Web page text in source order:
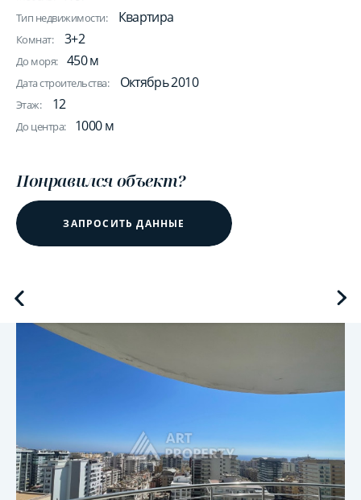
Тип недвижимости: Квартира
Комнат: 3+2
До моря: 450 м
Дата строительства: Октябрь 2010
Этаж: 12
До центра: 1000 м
Понравился объект?
ЗАПРОСИТЬ ДАННЫЕ